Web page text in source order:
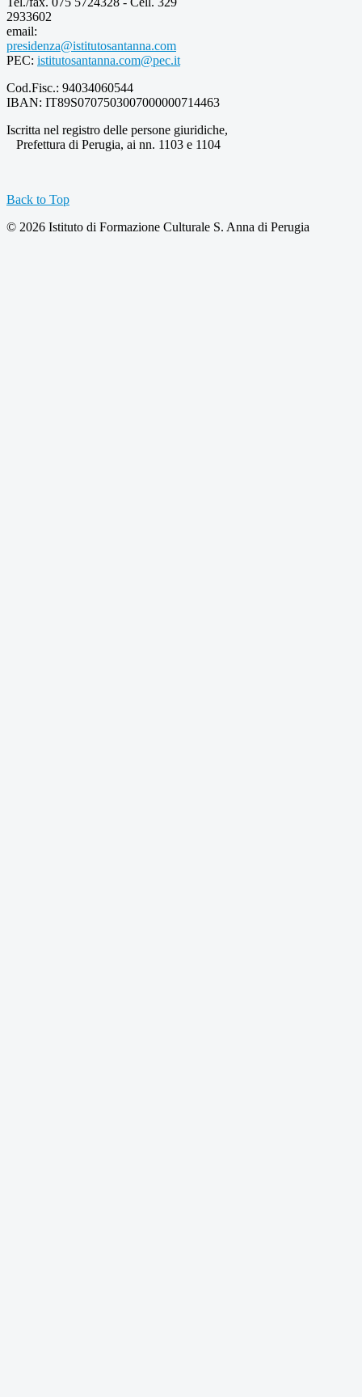
2933602
email:
presidenza@istitutosantanna.com
PEC: istitutosantanna.com@pec.it
Cod.Fisc.: 94034060544
IBAN: IT89S0707503007000000714463
Iscritta nel registro delle persone giuridiche,
Prefettura di Perugia, ai nn. 1103 e 1104
Back to Top
© 2026 Istituto di Formazione Culturale S. Anna di Perugia